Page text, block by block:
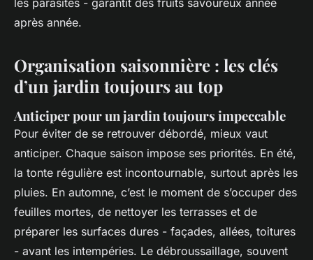
après année.
Organisation saisonnière : les clés
d’un jardin toujours au top
Anticiper pour un jardin toujours impeccable
Pour éviter de se retrouver débordé, mieux vaut
anticiper. Chaque saison impose ses priorités. En été,
la tonte régulière est incontournable, surtout après les
pluies. En automne, c’est le moment de s’occuper des
feuilles mortes, de nettoyer les terrasses et de
préparer les surfaces dures - façades, allées, toitures
- avant les intempéries. Le débroussaillage, souvent